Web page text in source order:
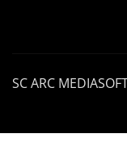
SC ARC